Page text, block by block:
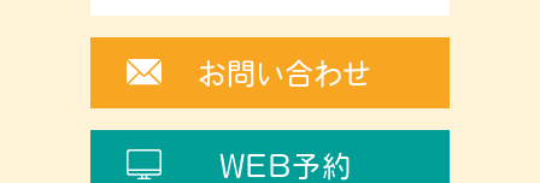
お問い合わせ
WEB予約